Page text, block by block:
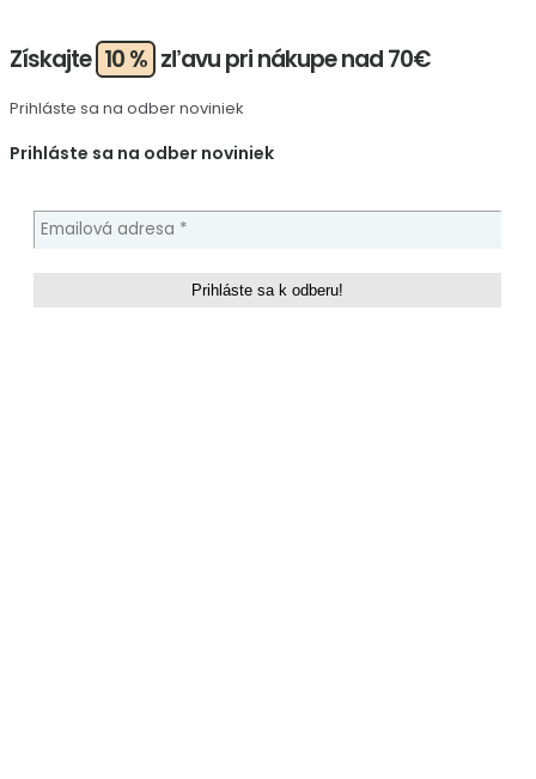
Získajte 10 % zľavu pri nákupe nad 70€
Prihláste sa na odber noviniek
Prihláste sa na odber noviniek